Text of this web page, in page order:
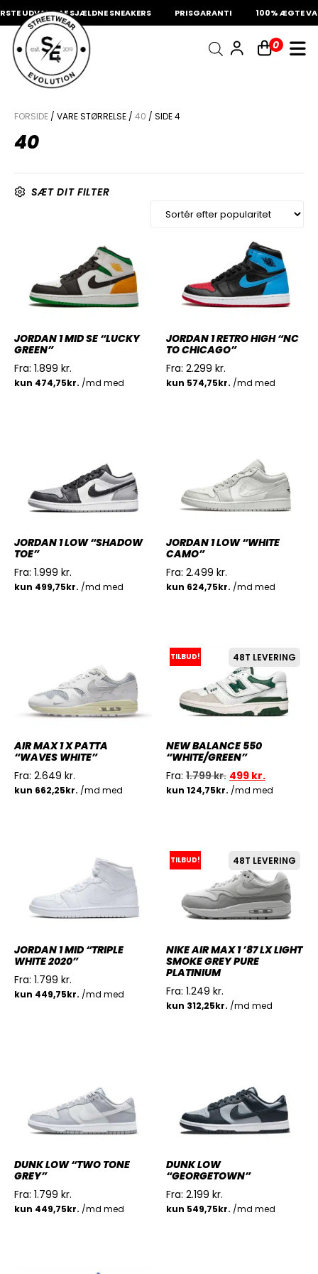
UDVALG AF SJÆLDNE SNEAKERS PRISGARANTI 100% ÆGTE
0
INDKØBSKURV
Fri fragt på sneakers 60 dages returret
Din kurv er tom.
FORSIDE / VARE STØRRELSE / 40 / SIDE 4
40
SÆT DIT FILTER
JORDAN 1 MID SE “LUCKY
GREEN”
Fra: 1.899 kr.
JORDAN 1 RETRO HIGH “NC
TO CHICAGO”
Fra: 2.299 kr.
JORDAN 1 LOW “SHADOW
TOE”
Fra: 1.999 kr.
JORDAN 1 LOW “WHITE
CAMO”
Fra: 2.499 kr.
AIR MAX 1 X PATTA
“WAVES WHITE”
Fra: 2.649 kr.
TILBUD! 48T LEVERING
NEW BALANCE 550
“WHITE/GREEN”
Fra: 1.799kr. 499 kr.
JORDAN 1 MID “TRIPLE
WHITE 2020”
Fra: 1.799 kr.
TILBUD! 48T LEVERING
NIKE AIR MAX 1 ’87 LX LIGHT
SMOKE GREY PURE
PLATINIUM
Fra: 1.249 kr.
DUNK LOW “TWO TONE
GREY”
Fra: 1.799 kr.
DUNK LOW
“GEORGETOWN”
Fra: 2.199 kr.